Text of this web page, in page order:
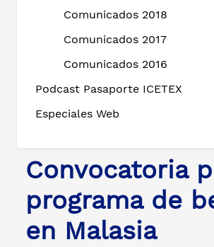
Comunicados 2018
Comunicados 2017
Comunicados 2016
Podcast Pasaporte ICETEX
Especiales Web
Convocatoria
programa de
en Malasia